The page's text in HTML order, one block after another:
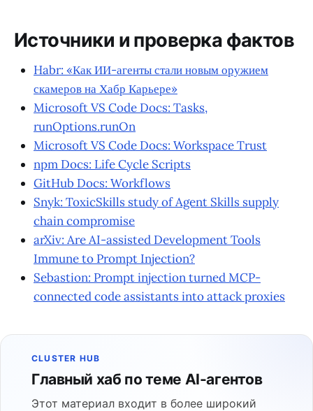
Источники и проверка фактов
Habr: «Как ИИ-агенты стали новым оружием
скамеров на Хабр Карьере»
Microsoft VS Code Docs: Tasks,
runOptions.runOn
Microsoft VS Code Docs: Workspace Trust
npm Docs: Life Cycle Scripts
GitHub Docs: Workflows
Snyk: ToxicSkills study of Agent Skills supply
chain compromise
arXiv: Are AI-assisted Development Tools
Immune to Prompt Injection?
Sebastion: Prompt injection turned MCP-
connected code assistants into attack proxies
CLUSTER HUB
Главный хаб по теме AI-агентов
Этот материал входит в более широкий